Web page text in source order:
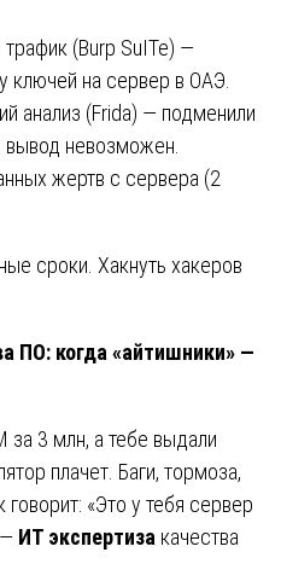
(Burp SuITe) —
ключей на сервер в ОАЭ.
анализ (Frida) — подменили
вывод невозможен.
жертв с сервера (2
сроки. Хакнуть хакеров
ПО: когда «айтишники» —
за 3 млн, а тебе выдали
плачет. Баги, тормоза,
говорит: «Это у тебя сервер
ИТ экспертиза качества